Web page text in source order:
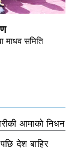
माधव समिति
आमाको निधन
देश बाहिर